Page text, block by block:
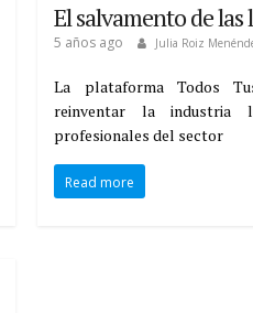
El salvamento de
5 años ago Julia Roiz
La plataforma Todos
reinventar la
profesionales del sector
Read more